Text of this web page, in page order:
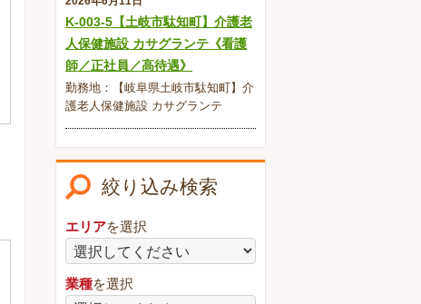
K-003-5【土岐市駄知町】介護老
人保健施設 カサグランテ《看護
師／正社員／高待遇》
勤務地：【岐阜県土岐市駄知町】介
護老人保健施設 カサグランテ
絞り込み検索
エリアを選択
業種を選択